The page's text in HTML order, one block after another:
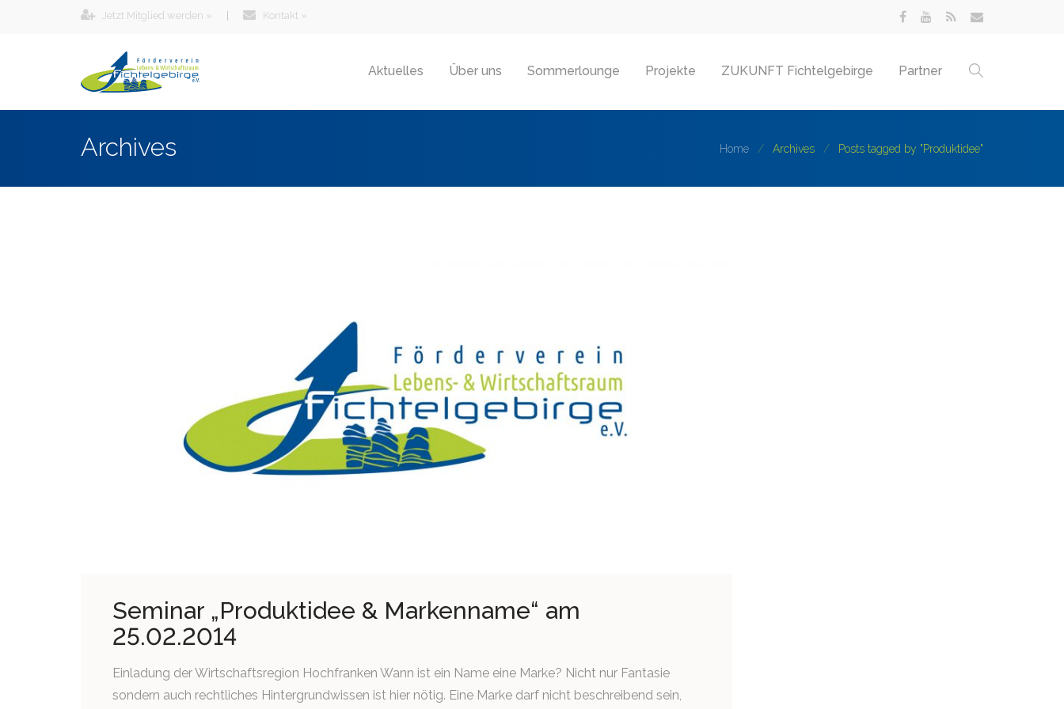
Jetzt Mitglied werden » Kontakt »
Aktuelles Über uns Sommerlounge Projekte ZUKUNFT Fichtelgebirge Partner
Archives Home Archives Posts tagged by "Produktidee"
Seminar „Produktidee & Markenname“ am
25.02.2014
Einladung der Wirtschaftsregion Hochfranken Wann ist ein Name eine Marke? Nicht nur Fantasie
sondern auch rechtliches Hintergrundwissen ist hier nötig. Eine Marke darf nicht beschreibend sein,